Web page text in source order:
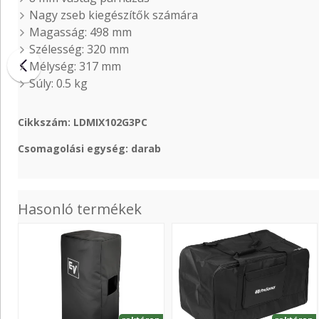
Nagy zseb kiegészítők számára
Magasság: 498 mm
Szélesség: 320 mm
Mélység: 317 mm
Súly: 0.5 kg
Cikkszám: LDMIX102G3PC
Csomagolási egység: darab
Hasonló termékek
12
Bag